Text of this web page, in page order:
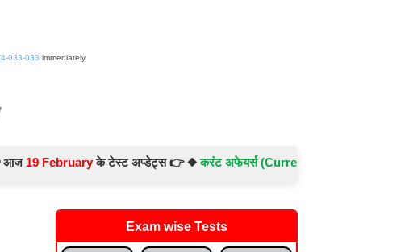
033-033 immediately.
के टेस्ट अप्डेट्स 👉 ◆करंट अफेयर्स (Current Affairs) -
Exam wise Tests